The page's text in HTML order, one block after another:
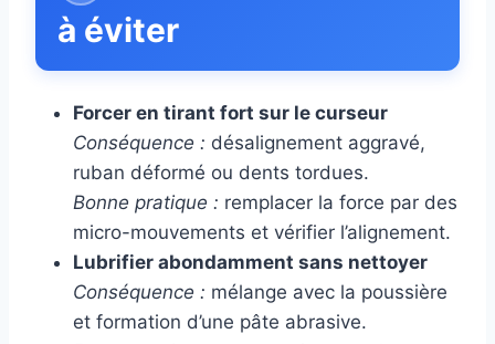
à éviter
Forcer en tirant fort sur le curseur
Conséquence : désalignement aggravé,
ruban déformé ou dents tordues.
Bonne pratique : remplacer la force par des
micro-mouvements et vérifier l’alignement.
Lubrifier abondamment sans nettoyer
Conséquence : mélange avec la poussière
et formation d’une pâte abrasive.